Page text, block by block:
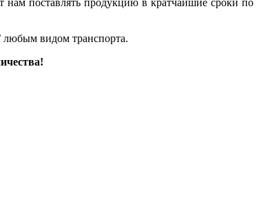
нам поставлять продукцию в кратчайшие сроки по
любым видом транспорта.